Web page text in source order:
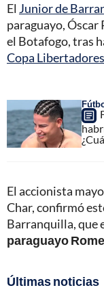
El Junior de
paraguayo, Óscar
el Botafogo, tras
Copa Libertadores
El accionista
Char, confirmó
Barranquilla, que
paraguayo
Últimas noticias